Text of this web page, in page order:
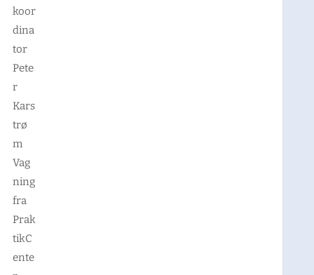
koor
dina
tor
Pete
r
Kars
trø
m
Vag
ning
fra
Prak
tikC
ente